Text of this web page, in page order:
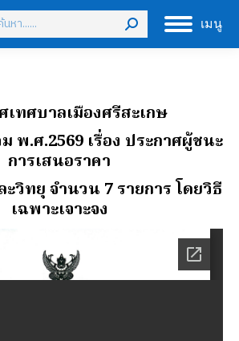
เมนู
เทศบาลเมืองศรีสะเกษ
พ.ศ.2569 เรื่อง ประกาศผู้ชนะ
การเสนอราคา
วิทยุ จํานวน 7 รายการ โดยวิธี
เฉพาะเจาะจง